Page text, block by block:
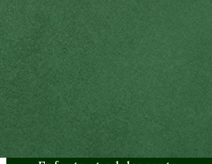
Exporter les lignes sélectionnées
Exporter toutes les colonnes
Exporter uniquement les
Menu
<
présentation